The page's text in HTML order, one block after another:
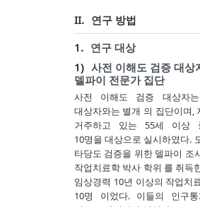
II. 연구 방법
1. 연구 대상
1) 사전 이해도 검증 대상
델파이 전문가 집단
사전 이해도 검증 대상자
대상자와는 별개 의 집단이며,
거주하고 있는 55세 이상
10명을 대상으로 실시하였다.
타당도 검증을 위한 델파이 조
작업치료학 박사 학위 를 취득
임상경력 10년 이상의 작업치
10명 이었다. 이들의 인구